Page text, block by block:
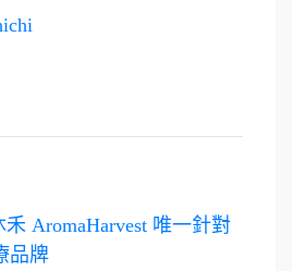
AromaHarvest 唯一針對
品牌